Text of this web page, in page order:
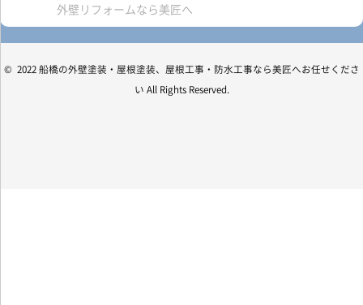
外壁リフォームなら美匠へ
© 2022 船橋の外壁塗装・屋根塗装、屋根工事・防水工事なら美匠へお任せくださ
い All Rights Reserved.